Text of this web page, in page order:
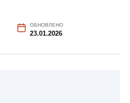
ОБНОВЛЕНО
23.01.2026